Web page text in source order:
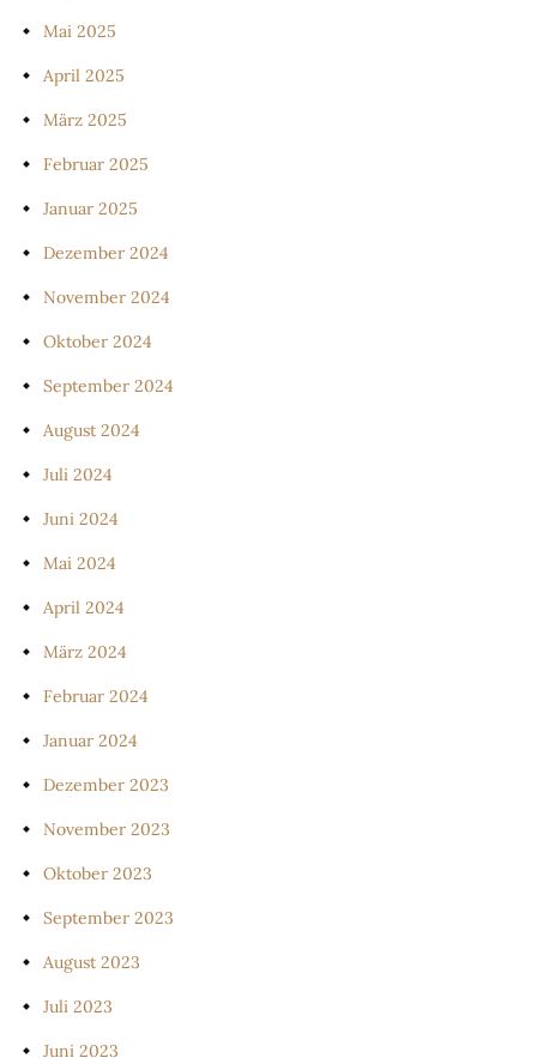
Mai 2025
April 2025
März 2025
Februar 2025
Januar 2025
Dezember 2024
November 2024
Oktober 2024
September 2024
August 2024
Juli 2024
Juni 2024
Mai 2024
April 2024
März 2024
Februar 2024
Januar 2024
Dezember 2023
November 2023
Oktober 2023
September 2023
August 2023
Juli 2023
Juni 2023